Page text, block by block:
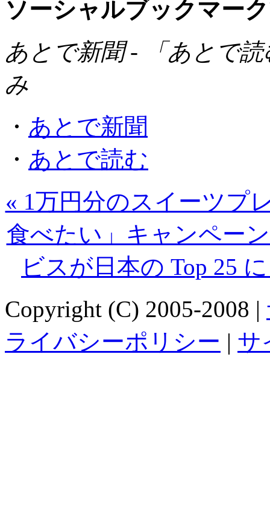
ソーシャルブックマー
あとで新聞 - 「あとで
み
・ あとで新聞
・ あとで読む
« 1万円分のスイーツプ
食べたい」キャンペー
ビスが日本の Top 25
Copyright (C) 2005-2008 |
ライバシーポリシー | サ